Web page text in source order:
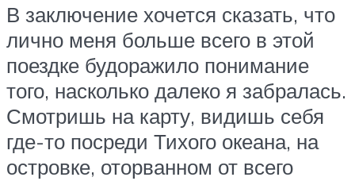
В заключение хочется сказать, что
лично меня больше всего в этой
поездке будоражило понимание
того, насколько далеко я забралась.
Смотришь на карту, видишь себя
где-то посреди Тихого океана, на
островке, оторванном от всего